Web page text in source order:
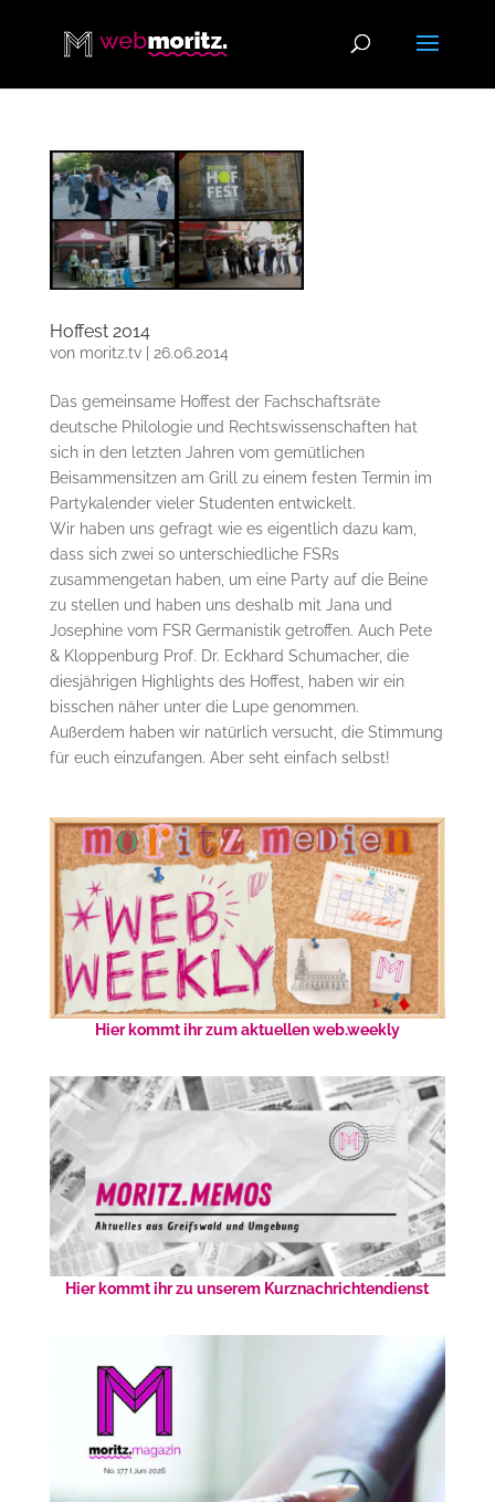
Hoffest 2014
von moritz.tv| 26.06.2014
Das gemeinsame Hoffest der Fachschaftsräte
deutsche Philologie und Rechtswissenschaften hat
sich in den letzten Jahren vom gemütlichen
Beisammensitzen am Grill zu einem festen Termin im
Partykalender vieler Studenten entwickelt.
Wir haben uns gefragt wie es eigentlich dazu kam,
dass sich zwei so unterschiedliche FSRs
zusammengetan haben, um eine Party auf die Beine
zu stellen und haben uns deshalb mit Jana und
Josephine vom FSR Germanistik getroffen. Auch Pete
& Kloppenburg Prof. Dr. Eckhard Schumacher, die
diesjährigen Highlights des Hoffest, haben wir ein
bisschen näher unter die Lupe genommen.
Außerdem haben wir natürlich versucht, die Stimmung
für euch einzufangen. Aber seht einfach selbst!
Hier kommt ihr zum aktuellen web.weekly
Hier kommt ihr zu unserem Kurznachrichtendienst